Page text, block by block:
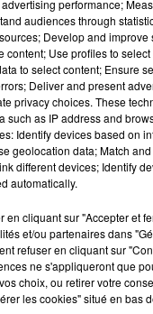
août 2026
antisémites à
Trautmann
août 2026
zoo de Mulhouse
les flamants
également
performance;
audiences through
Develop and improve
content; Use profiles to
to select content; Ensure
Deliver and present
privacy choices. These
such as IP address and
Identify devices based on
geolocation data; Match
different devices; Identify
automatically.
en cliquant sur "Accepter et
et/ou partenaires dans
refuser en cliquant sur
ne s'appliqueront que
choix, ou retirer votre
les cookies" situé en bas